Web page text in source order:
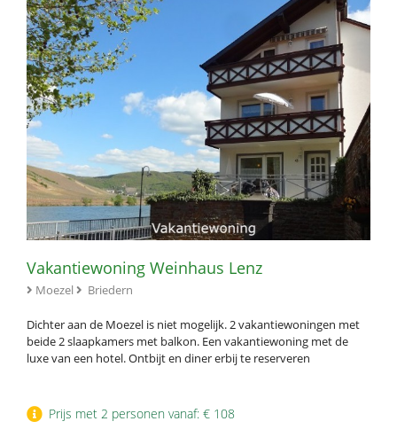
Vakantiewoning Weinhaus Lenz
Moezel Briedern
Dichter aan de Moezel is niet mogelijk. 2 vakantiewoningen met
beide 2 slaapkamers met balkon. Een vakantiewoning met de
luxe van een hotel. Ontbijt en diner erbij te reserveren
Prijs met 2 personen vanaf: € 108